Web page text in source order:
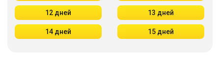
12 дней 13 дней
14 дней 15 дней